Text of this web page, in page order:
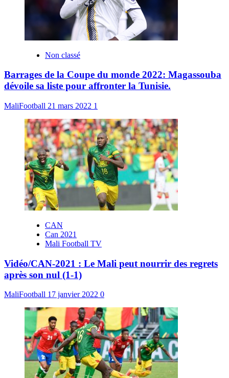
Non classé
Barrages de la Coupe du monde 2022: Magassouba
dévoile sa liste pour affronter la Tunisie.
MaliFootball 21 mars 2022 1
CAN
Can 2021
Mali Football TV
Vidéo/CAN-2021 : Le Mali peut nourrir des regrets
après son nul (1-1)
MaliFootball 17 janvier 2022 0